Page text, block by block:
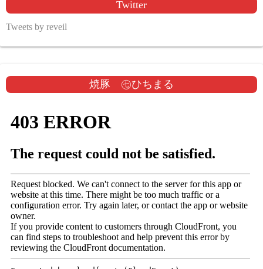
Twitter
Tweets by reveil
焼豚 ㊆ひちまる